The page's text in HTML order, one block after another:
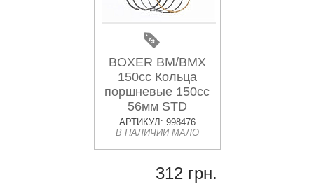
BOXER BM/BMX
150cc Кольца
поршневые 150cc
56мм STD
"36PF0116"
АРТИКУЛ: 998476
В НАЛИЧИИ МАЛО
312 грн.